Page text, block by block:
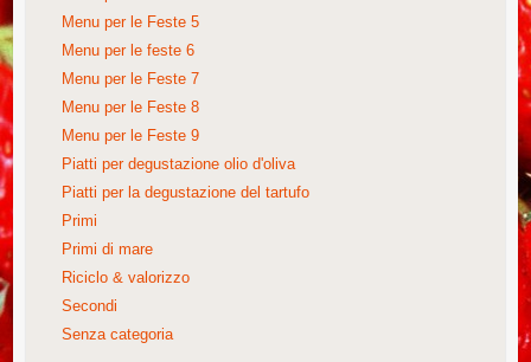
Menu per le Feste 5
Menu per le feste 6
Menu per le Feste 7
Menu per le Feste 8
Menu per le Feste 9
Piatti per degustazione olio d'oliva
Piatti per la degustazione del tartufo
Primi
Primi di mare
Riciclo & valorizzo
Secondi
Senza categoria